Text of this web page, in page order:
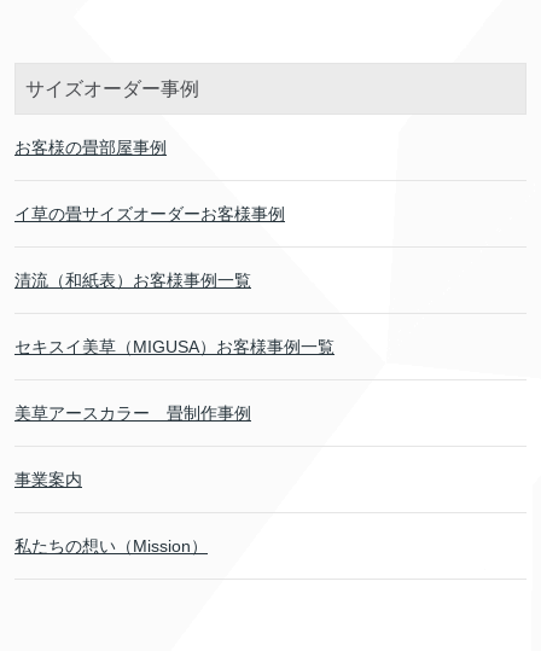
サイズオーダー事例
お客様の畳部屋事例
イ草の畳サイズオーダーお客様事例
清流（和紙表）お客様事例一覧
セキスイ美草（MIGUSA）お客様事例一覧
美草アースカラー 畳制作事例
事業案内
私たちの想い（Mission）